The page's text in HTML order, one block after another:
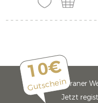
10€
GutscheinMeraner
Jetzt